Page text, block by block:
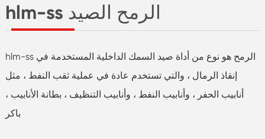
hlm-ss الرمح الصيد
hlm-ss الرمح هو نوع من أداة صيد السمك الداخلية المستخدمة في
إنقاذ الرمال ، والتي تستخدم عادة في عملية ثقب النفط ، مثل
أنابيب الحفر ، وأنابيب النفط ، وأنابيب التنظيف ، بطانة الأنابيب ،
باكر